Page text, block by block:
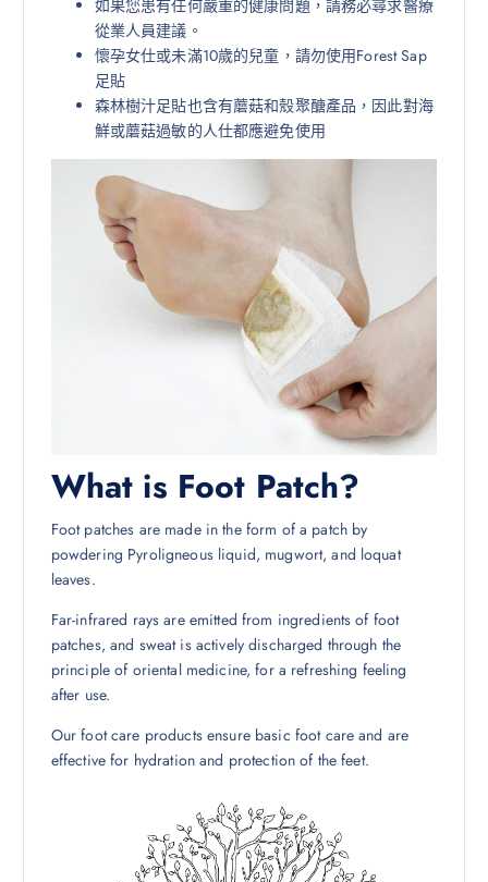
如果您患有任何嚴重的健康問題，請務必尋求醫療
從業人員建議。
懷孕女仕或未滿10歲的兒童，請勿使用Forest Sap
足貼
森林樹汁足貼也含有蘑菇和殼聚醣產品，因此對海
鮮或蘑菇過敏的人仕都應避免使用
What is Foot Patch?
Foot patches are made in the form of a patch by
powdering Pyroligneous liquid, mugwort, and loquat
leaves.
Far-infrared rays are emitted from ingredients of foot
patches, and sweat is actively discharged through the
principle of oriental medicine, for a refreshing feeling
after use.
Our foot care products ensure basic foot care and are
effective for hydration and protection of the feet.